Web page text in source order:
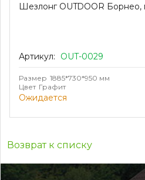
Шезлонг OUTDOOR Борнео,
Артикул: OUT-0029
Размер 1885*730*950 мм
Цвет Графит
Ожидается
Возврат к списку